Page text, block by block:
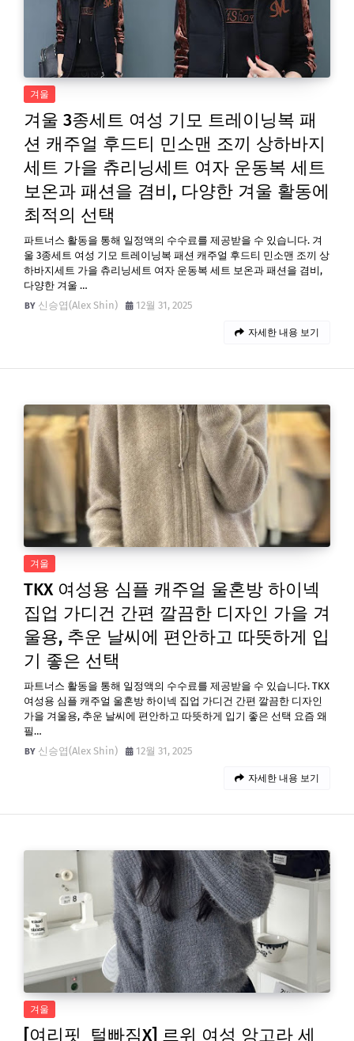
겨울
겨울 3종세트 여성 기모 트레이닝복 패
션 캐주얼 후드티 민소맨 조끼 상하바지
세트 가을 츄리닝세트 여자 운동복 세트
보온과 패션을 겸비, 다양한 겨울 활동에
최적의 선택
파트너스 활동을 통해 일정액의 수수료를 제공받을 수 있습니다. 겨
울 3종세트 여성 기모 트레이닝복 패션 캐주얼 후드티 민소맨 조끼 상
하바지세트 가을 츄리닝세트 여자 운동복 세트 보온과 패션을 겸비,
다양한 겨울 …
신승엽(Alex Shin)
12월 31, 2025
자세한 내용 보기
겨울
TKX 여성용 심플 캐주얼 울혼방 하이넥
집업 가디건 간편 깔끔한 디자인 가을 겨
울용, 추운 날씨에 편안하고 따뜻하게 입
기 좋은 선택
파트너스 활동을 통해 일정액의 수수료를 제공받을 수 있습니다. TKX
여성용 심플 캐주얼 울혼방 하이넥 집업 가디건 간편 깔끔한 디자인
가을 겨울용, 추운 날씨에 편안하고 따뜻하게 입기 좋은 선택 요즘 왜
필…
신승엽(Alex Shin)
12월 31, 2025
자세한 내용 보기
겨울
[여리핏_털빠짐X] 르위 여성 앙고라 세